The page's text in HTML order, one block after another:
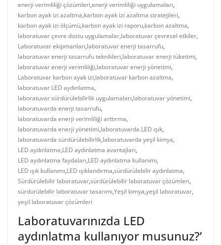
enerji verimliliği çözümleri,enerji verimliliği uygulamaları,
karbon ayak izi azaltma,karbon ayak izi azaltma stratejileri,
karbon ayak izi ölçümü,karbon ayak izi raporu,karbon azaltma,
laboratuvar çevre dostu uygulamalar,laboratuvar çevresel etkiler,
Laboratuvar ekipmanları,laboratuvar enerji tasarrufu,
laboratuvar enerji tasarrufu teknikleri,laboratuvar enerji tüketimi,
laboratuvar enerji verimliliği,laboratuvar enerji yönetimi,
Laboratuvar karbon ayak izi,laboratuvar karbon azaltma,
laboratuvar LED aydınlatma,
laboratuvar sürdürülebilirlik uygulamaları,laboratuvar yönetimi,
laboratuvarda enerji tasarrufu,
laboratuvarda enerji verimliliği arttırma,
laboratuvarda enerji yönetimi,laboratuvarda LED ışık,
laboratuvarda sürdürülebilirlik,laboratuvarda yeşil kimya,
LED aydınlatma,LED aydınlatma avantajları,
LED aydınlatma faydaları,LED aydınlatma kullanımı,
LED ışık kullanımı,LED ışıklandırma,sürdürülebilir aydınlatma,
Sürdürülebilir laboratuvar,sürdürülebilir laboratuvar çözümleri,
sürdürülebilir laboratuvar tasarımı,Yeşil kimya,yeşil laboratuvar,
yeşil laboratuvar çözümleri
Laboratuvarınızda LED
aydınlatma kullanıyor musunuz?’